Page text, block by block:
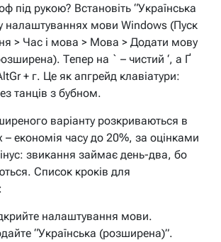
під рукою? Встановіть “Українська
налаштуваннях мови Windows (Пуск
> Час і мова > Мова > Додати мову
Тепер на ` – чистий ‘, а Ґ
+ г. Це як апгрейд клавіатури:
танців з бубном.
варіанту розкриваються в
– економія часу до 20%, за оцінками
звикання займає день-два, бо
Список кроків для
налаштування мови.
“Українська (розширена)”.